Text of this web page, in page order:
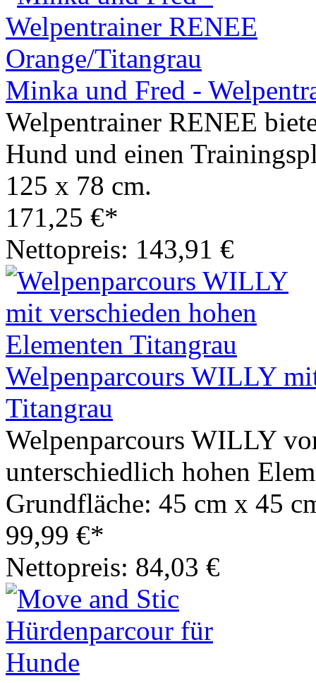
Minka und Fred -
Welpentrainer RENEE
Hund und einen
125 x 78 cm.
171,25 €*
Nettopreis: 143,91 €
Welpenparcours WILLY
Titangrau
Welpenparcours WILLY
unterschiedlich hohen
Grundfläche: 45 cm x 45
99,99 €*
Nettopreis: 84,03 €